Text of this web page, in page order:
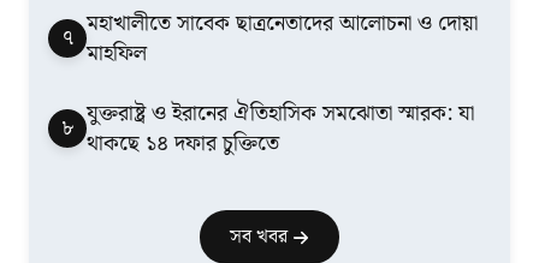
৭ মহাখালীতে সাবেক ছাত্রনেতাদের আলোচনা ও দোয়া
মাহফিল
৮ যুক্তরাষ্ট্র ও ইরানের ঐতিহাসিক সমঝোতা স্মারক: যা
থাকছে ১৪ দফার চুক্তিতে
সব খবর